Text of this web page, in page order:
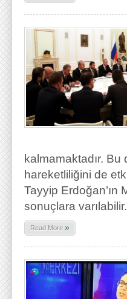
kalmamaktadır.
hareketliliğini de
Tayyip Erdoğan’ın
sonuçlara
Read More »